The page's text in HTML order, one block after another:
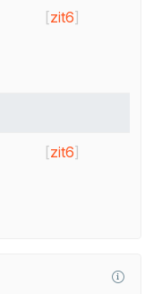
[zit6]
[zit6]